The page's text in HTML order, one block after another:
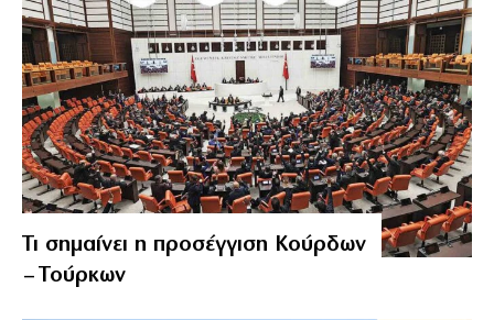
Τι σημαίνει η προσέγγιση Κούρδων
– Τούρκων